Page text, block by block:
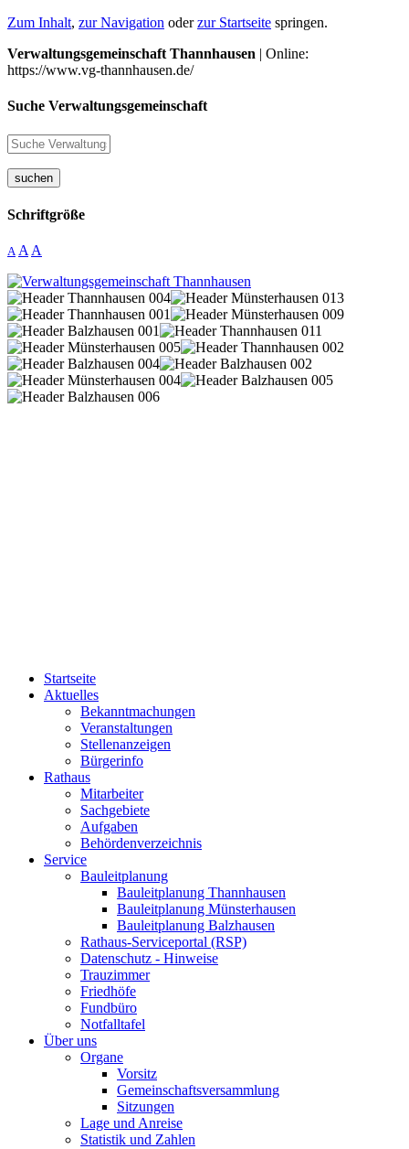
Zum Inhalt, zur Navigation oderzur Startseite springen.
Verwaltungsgemeinschaft Thannhausen | Online:
https://www.vg-thannhausen.de/
Suche Verwaltungsgemeinschaft
suchen
Schriftgröße
A A A
Startseite
Aktuelles
Bekanntmachungen
Veranstaltungen
Stellenanzeigen
Bürgerinfo
Rathaus
Mitarbeiter
Sachgebiete
Aufgaben
Behördenverzeichnis
Service
Bauleitplanung
Bauleitplanung Thannhausen
Bauleitplanung Münsterhausen
Bauleitplanung Balzhausen
Rathaus-Serviceportal (RSP)
Datenschutz - Hinweise
Trauzimmer
Friedhöfe
Fundbüro
Notfalltafel
Über uns
Organe
Vorsitz
Gemeinschaftsversammlung
Sitzungen
Lage und Anreise
Statistik und Zahlen